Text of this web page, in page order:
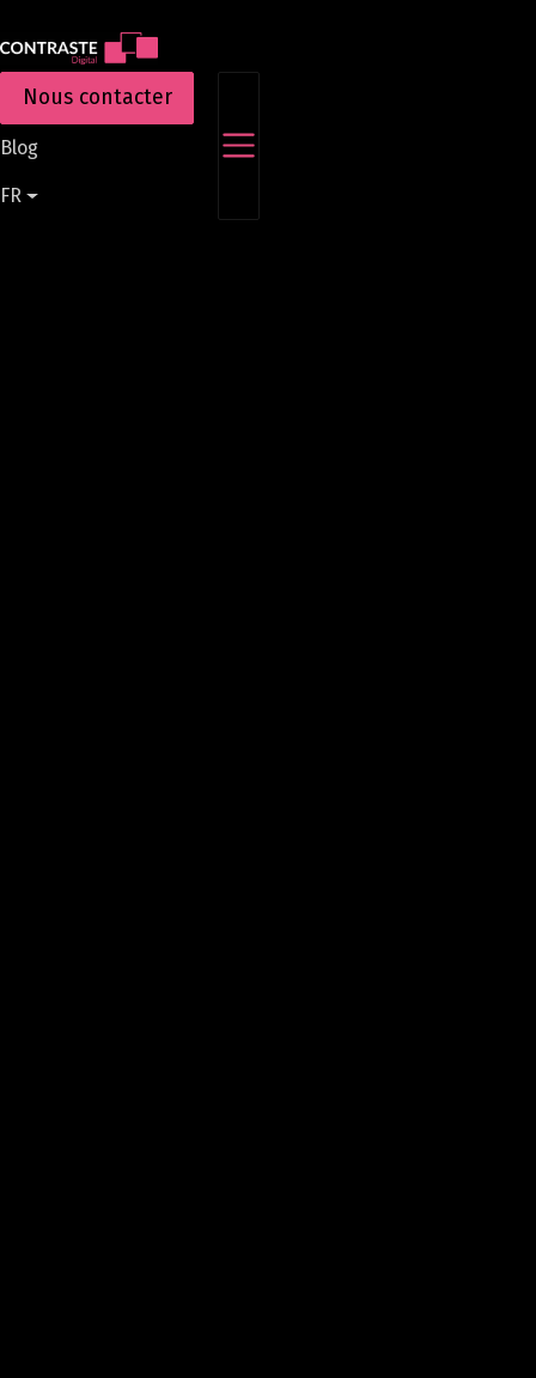
au
contenu
principal
Nous contacter
Blog
FR